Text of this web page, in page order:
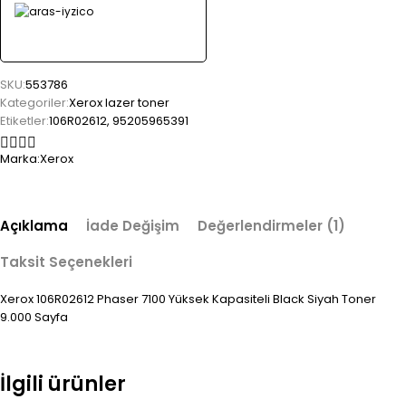
SKU:553786
Kategoriler:Xerox lazer toner
Etiketler:106R02612, 95205965391
Marka:Xerox
Açıklama İade Değişim
Değerlendirmeler (1)
Taksit Seçenekleri
Xerox 106R02612 Phaser 7100 Yüksek Kapasiteli Black Siyah Toner
9.000 Sayfa
İlgili ürünler